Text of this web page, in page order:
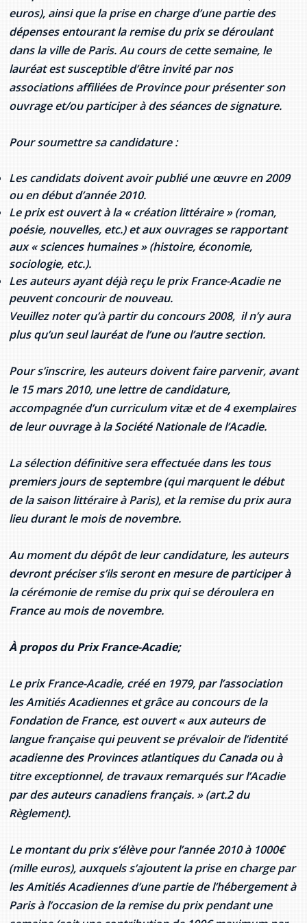
Allison Chaytor
Maurice Nzoyamara
Lee Trowbridge
Pamela Tucker
Anastasia Knudsen
Brian Kizner
Marc-Alexandre Mestres
Stacy Smith
Clare Halleran
Joseph Kayumba
Dominic Demers
Yulia Kudryakova
provincial
Ressources linguistiques pour la
communication en santé
euros), ainsi que la prise en charge d’une partie des
dépenses entourant la remise du prix se déroulant
dans la ville de Paris. Au cours de cette semaine, le
lauréat est susceptible d’être invité par nos
associations affiliées de Province pour présenter son
ouvrage et/ou participer à des séances de signature.
Pour soumettre sa candidature :
Les candidats doivent avoir publié une œuvre en 2009
ou en début d’année 2010.
Le prix est ouvert à la « création littéraire » (roman,
poésie, nouvelles, etc.) et aux ouvrages se rapportant
aux « sciences humaines » (histoire, économie,
sociologie, etc.).
Les auteurs ayant déjà reçu le prix France-Acadie ne
peuvent concourir de nouveau.
Veuillez noter qu’à partir du concours 2008, il n’y aura
plus qu’un seul lauréat de l’une ou l’autre section.
Pour s’inscrire, les auteurs doivent faire parvenir, avant
le 15 mars 2010, une lettre de candidature,
accompagnée d’un curriculum vitæ et de 4 exemplaires
de leur ouvrage à la Société Nationale de l’Acadie.
La sélection définitive sera effectuée dans les tous
premiers jours de septembre (qui marquent le début
de la saison littéraire à Paris), et la remise du prix aura
lieu durant le mois de novembre.
Au moment du dépôt de leur candidature, les auteurs
devront préciser s’ils seront en mesure de participer à
la cérémonie de remise du prix qui se déroulera en
France au mois de novembre.
À propos du Prix France-Acadie;
Le prix France-Acadie, créé en 1979, par l’association
les Amitiés Acadiennes et grâce au concours de la
Fondation de France, est ouvert « aux auteurs de
langue française qui peuvent se prévaloir de l’identité
acadienne des Provinces atlantiques du Canada ou à
titre exceptionnel, de travaux remarqués sur l’Acadie
par des auteurs canadiens français. » (art.2 du
Règlement).
Le montant du prix s’élève pour l’année 2010 à 1000€
(mille euros), auxquels s’ajoutent la prise en charge par
les Amitiés Acadiennes d’une partie de l’hébergement à
Paris à l’occasion de la remise du prix pendant une